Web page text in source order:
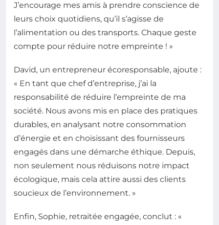
J’encourage mes amis à prendre conscience de
leurs choix quotidiens, qu’il s’agisse de
l’alimentation ou des transports. Chaque geste
compte pour réduire notre empreinte ! »
David, un entrepreneur écoresponsable, ajoute :
« En tant que chef d’entreprise, j’ai la
responsabilité de réduire l’empreinte de ma
société. Nous avons mis en place des pratiques
durables, en analysant notre consommation
d’énergie et en choisissant des fournisseurs
engagés dans une démarche éthique. Depuis,
non seulement nous réduisons notre impact
écologique, mais cela attire aussi des clients
soucieux de l’environnement. »
Enfin, Sophie, retraitée engagée, conclut : «